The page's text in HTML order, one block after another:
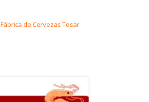
Fábrica de Cervezas Tosar